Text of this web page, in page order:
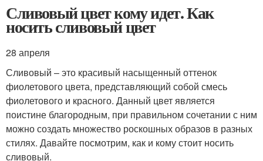
Сливовый цвет кому идет. Как
носить сливовый цвет
28 апреля
Сливовый – это красивый насыщенный оттенок
фиолетового цвета, представляющий собой смесь
фиолетового и красного. Данный цвет является
поистине благородным, при правильном сочетании с ним
можно создать множество роскошных образов в разных
стилях. Давайте посмотрим, как и кому стоит носить
сливовый.